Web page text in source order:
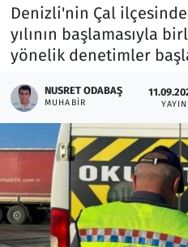
Denizli'nin Çal
yılının başlamasıyla
yönelik denetimler
NUSRET ODABAŞ
MUHABIR
Kurumsal Haberler
Memur ve Kamu
Otomobil
Oyun